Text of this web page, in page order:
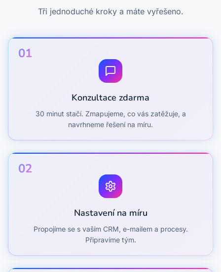
Tři jednoduché kroky a máte vyřešeno.
01
Konzultace zdarma
30 minut stačí. Zmapujeme, co vás zatěžuje, a
navrhneme řešení na míru.
02
Nastavení na míru
Propojíme se s vaším CRM, e-mailem a procesy.
Připravíme tým.